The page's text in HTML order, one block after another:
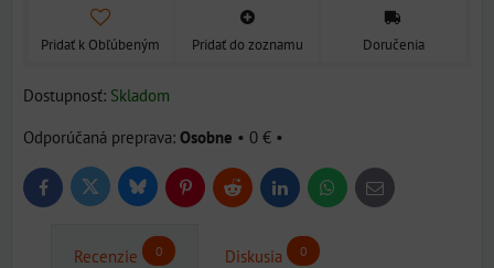
Pridať k Obľúbeným Pridať do zoznamu Doručenia
Dostupnosť: Skladom
Osobne • 0 € •
FacebookTwitter BlueskyPinterestReddit LinkedInWhatsApp
E-
mail
Recenzie 0 Diskusia 0